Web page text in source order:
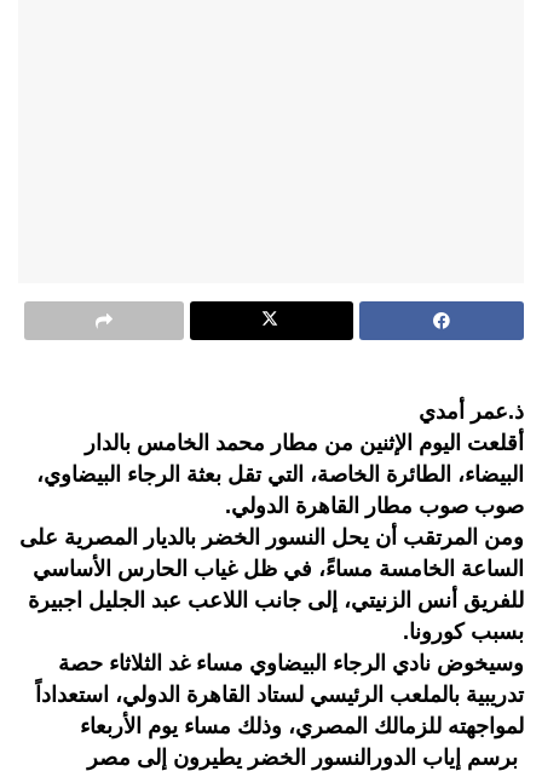
ذ.عمر أمدي
أقلعت اليوم الإثنين من مطار محمد الخامس بالدار
البيضاء، الطائرة الخاصة، التي تقل بعثة الرجاء البيضاوي،
صوب صوب مطار القاهرة الدولي.
ومن المرتقب أن يحل النسور الخضر بالديار المصرية على
الساعة الخامسة مساءً، في ظل غياب الحارس الأساسي
للفريق أنس الزنيتي، إلى جانب اللاعب عبد الجليل اجبيرة
بسبب كورونا.
وسيخوض نادي الرجاء البيضاوي مساء غد الثلاثاء حصة
تدريبية بالملعب الرئيسي لستاد القاهرة الدولي، استعداداً
لمواجهته للزمالك المصري، وذلك مساء يوم الأربعاء
برسم إياب الدورالنسور الخضر يطيرون إلى مصر